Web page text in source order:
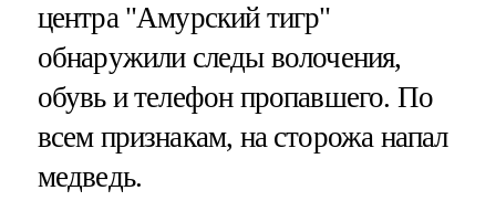
центра "Амурский тигр"
обнаружили следы волочения,
обувь и телефон пропавшего. По
всем признакам, на сторожа напал
медведь.